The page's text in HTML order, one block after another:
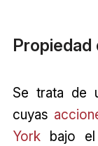
Propiedad
Se trata de
cuyas
Yorkbajo el